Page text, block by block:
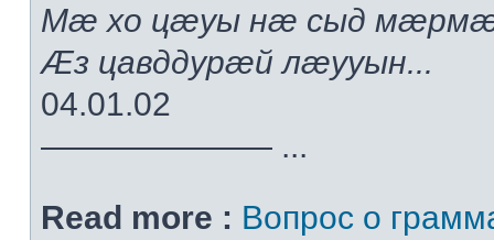
Мæ хо цæуы нæ сыд
Æз цавддурæй лæууын...
04.01.02
——————— ...
Read more : Вопрос о